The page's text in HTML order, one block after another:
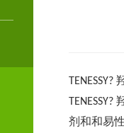
TENESSY?
TENESSY?
剂和和易